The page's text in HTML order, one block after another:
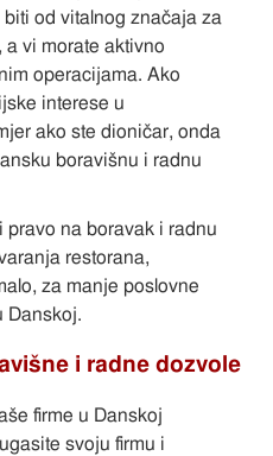
od vitalnog značaja za
vi morate aktivno
operacijama. Ako
interese u
ako ste dioničar, onda
boravišnu i radnu
pravo na boravak i radnu
restorana,
za manje poslovne
Danskoj.
i radne dozvole
firme u Danskoj
svoju firmu i